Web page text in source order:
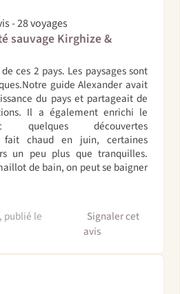
- 28 voyages
sauvage Kirghize &
ces 2 pays. Les paysages sont
guide Alexander avait
du pays et partageait de
Il a également enrichi le
quelques découvertes
fait chaud en juin, certaines
un peu plus que tranquilles.
de bain, on peut se baigner
publié le
Signaler cet
avis